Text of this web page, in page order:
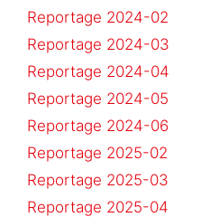
Reportage 2024-02
Reportage 2024-03
Reportage 2024-04
Reportage 2024-05
Reportage 2024-06
Reportage 2025-02
Reportage 2025-03
Reportage 2025-04